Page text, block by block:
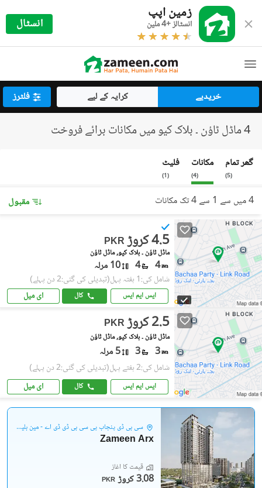
زمین اپپ
انسٹالز +4 ملین انسٹال
خریدیے کرایہ کے لیے فلٹرز
4 ماڈل ٹاؤن ۔ بلاک کیو میں مکانات برائے فروخت
گھر تمام
(
5
)
مکانات
(
4
)
فلیٹ
(
1
)
4 میں سے 1 سے 4 تک مکانات مقبول
PKR 4.5 کروڑ
ماڈل ٹاؤن ۔ بلاک کیو, ماڈل ٹاؤن
4
4 10 مرلہ
شامل کی:1 ہفتہ پہل (تبدیلی کی گئی:2 دن پہلے)
ایس ایم ایس کال ای میل
PKR 2.5 کروڑ
ماڈل ٹاؤن ۔ بلاک کیو, ماڈل ٹاؤن
3
3 5 مرلہ
شامل کی:2 ہفتے پہل (تبدیلی کی گئی:2 دن پہلے)
ایس ایم ایس کال ای میل
سی بی ڈی پنجاب پی سی بی ڈی ڈی اے - مین بلیوارڈ گلبرگ
Zameen Arx
قیمت کا آغاز
PKR 3.08 کروڑ